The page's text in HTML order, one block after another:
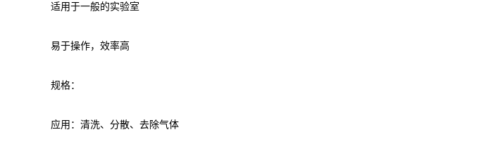
适用于一般的实验室
易于操作，效率高
规格：
应用：清洗、分散、去除气体